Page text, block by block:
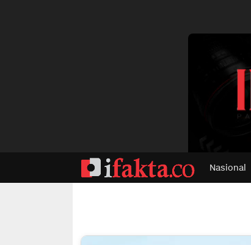
Nasional